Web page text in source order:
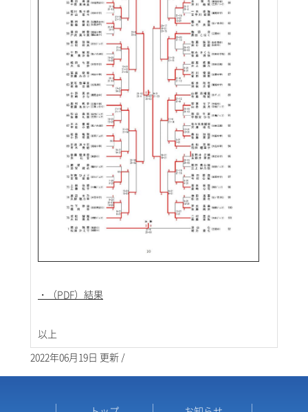
・（PDF）結果
以上
2022年06月19日 更新 /